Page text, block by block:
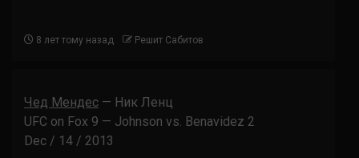
8 лет тому назад Решит Сабитов
Чед Мендес — Ник Ленц
UFC on Fox 9 — Johnson vs. Benavidez 2
Dec / 14 / 2013